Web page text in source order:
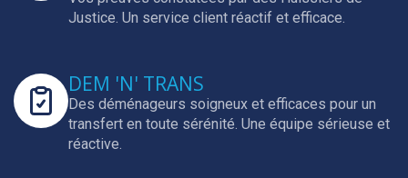
Justice. Un service client réactif et efficace.
DEM 'N' TRANS
Des déménageurs soigneux et efficaces pour un
transfert en toute sérénité. Une équipe sérieuse et
réactive.